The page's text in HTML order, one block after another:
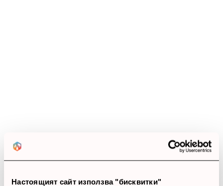
Настоящият сайт използва "бисквитки"